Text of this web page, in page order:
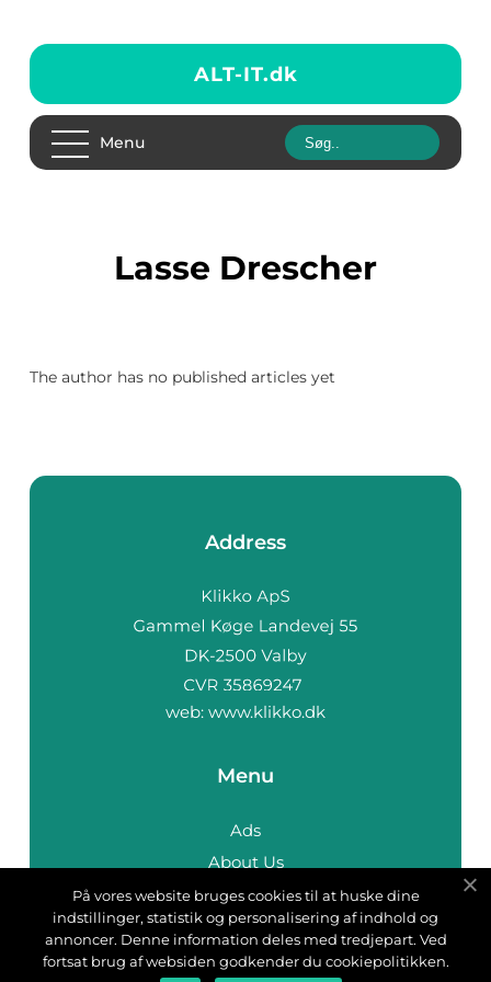
ALT-IT.dk
Menu
Lasse Drescher
The author has no published articles yet
Address
web: www.klikko.dk
Menu
Ads
About Us
Cookies
Contact
Sitemap
På vores website bruges cookies til at huske dine
indstillinger, statistik og personalisering af indhold og
annoncer. Denne information deles med tredjepart. Ved
fortsat brug af websiden godkender du cookiepolitikken.